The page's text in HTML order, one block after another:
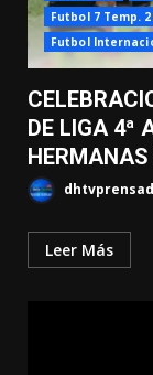
Futbol 7 Temp.
Futbol
DE LIGA 4ª
Leer Más